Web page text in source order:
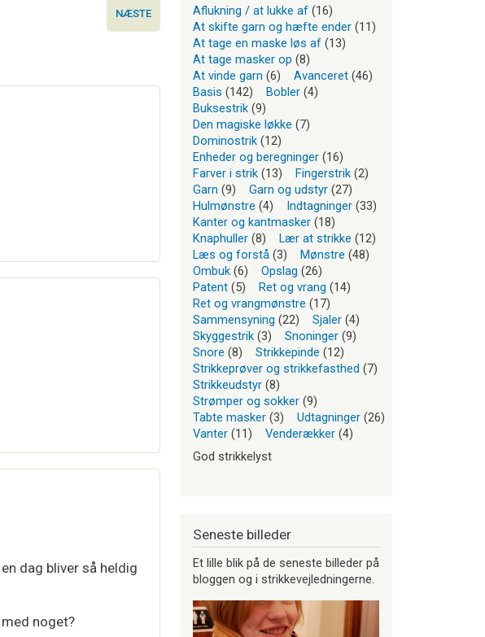
NÆSTE
dag bliver så heldig
noget?
Aflukning / at lukke af (16)
At skifte garn og hæfte ender (11)
At tage en maske løs af (13)
At tage masker op (8)
At vinde garn (6) Avanceret (46)
Basis (142) Bobler (4)
Buksestrik (9)
Den magiske løkke (7)
Dominostrik (12)
Enheder og beregninger (16)
Farver i strik (13) Fingerstrik (2)
Garn (9) Garn og udstyr (27)
Hulmønstre (4) Indtagninger (33)
Kanter og kantmasker (18)
Knaphuller (8) Lær at strikke (12)
Læs og forstå (3) Mønstre (48)
Ombuk (6) Opslag (26)
Patent (5) Ret og vrang (14)
Ret og vrangmønstre (17)
Sammensyning (22) Sjaler (4)
Skyggestrik (3) Snoninger (9)
Snore (8) Strikkepinde (12)
Strikkeprøver og strikkefasthed (7)
Strikkeudstyr (8)
Strømper og sokker (9)
Tabte masker (3) Udtagninger (26)
Vanter (11) Venderækker (4)
God strikkelyst
Seneste billeder
Et lille blik på de seneste billeder på
bloggen og i strikkevejledningerne.